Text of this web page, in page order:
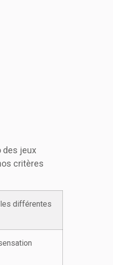
des jeux
critères
différentes